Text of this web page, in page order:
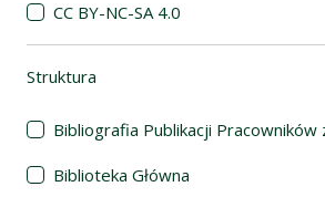
CC BY-NC-SA 4.0
Struktura
Bibliografia Publikacji
Biblioteka Główna